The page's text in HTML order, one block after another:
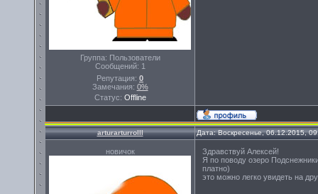
Группа: Пользователи
Сообщений: 1
Репутация: 0
Замечания: 0%
Статус: Offline
arturarturrolll Дата: Воскресенье, 06.12.2015,
новичок
Здравствуй Алексей!
Я по поводу озеро
платно)
это можно легко увидеть на